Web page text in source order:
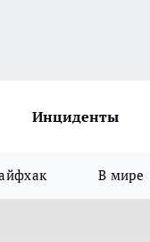
Инциденты
В мире